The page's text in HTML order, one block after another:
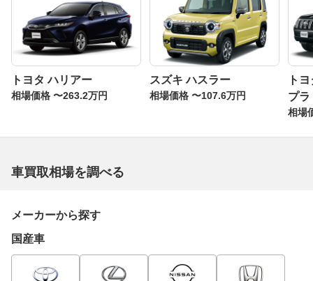
トヨタ ハリアー
相場価格 〜263.2万円
スズキ ハスラー
相場価格 〜107.6万円
ト
プラ
相場
車買取相場を調べる
メーカーから探す
国産車